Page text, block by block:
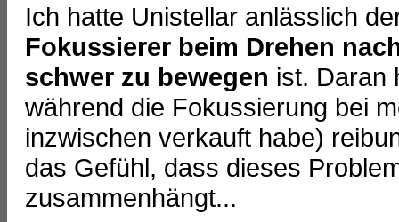
Ich hatte Unistellar anlässlich
Fokussierer beim Drehen
schwer zu bewegen ist. Daran
während die Fokussierung bei
inzwischen verkauft habe)
das Gefühl, dass dieses
zusammenhängt...